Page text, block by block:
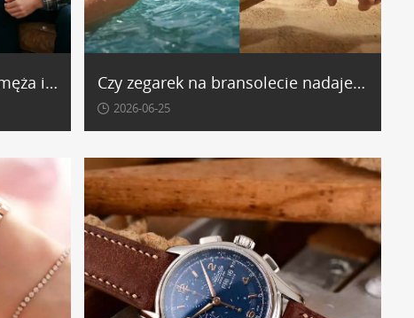
Zegarek na prezent dla taty, męża i dziadka - co wybrać? Czy zegarek na bransolecie nadaje się na lato? Plusy i minusy - opinie
2026-06-25